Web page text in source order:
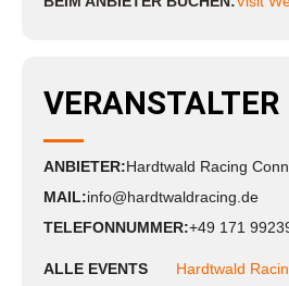
VERANSTALTER
ANBIETER:Hardtwald Racing
MAIL:info@hardtwaldracing.de
TELEFONNUMMER:+49 171
ALLE EVENTS
Hardtwald